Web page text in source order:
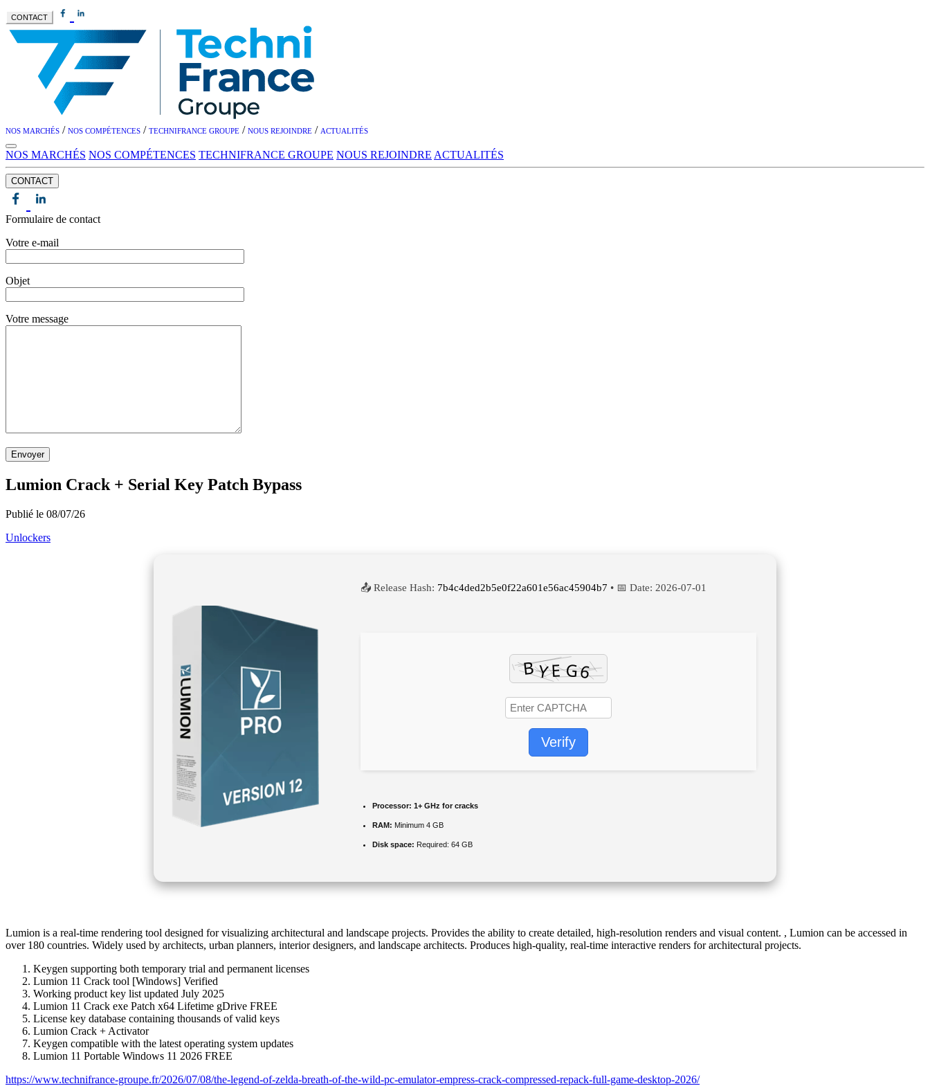
CONTACT
NOS MARCHÉS / NOS COMPÉTENCES / TECHNIFRANCE GROUPE / NOUS REJOINDRE / ACTUALITÉS
NOS MARCHÉS NOS COMPÉTENCES TECHNIFRANCE GROUPE NOUS REJOINDRE ACTUALITÉS
CONTACT
Formulaire de contact
Votre e-mail
Objet
Votre message
Envoyer
Lumion Crack + Serial Key Patch Bypass
Publié le 08/07/26
Unlockers
📤 Release Hash: 7b4c4ded2b5e0f22a601e56ac45904b7 • 📅 Date: 2026-07-01
Verify
Processor: 1+ GHz for cracks
RAM: Minimum 4 GB
Disk space: Required: 64 GB
Lumion is a real-time rendering tool designed for visualizing architectural and landscape projects. Provides the ability to create detailed, high-resolution renders and visual content. , Lumion can be accessed in
over 180 countries. Widely used by architects, urban planners, interior designers, and landscape architects. Produces high-quality, real-time interactive renders for architectural projects.
Keygen supporting both temporary trial and permanent licenses
Lumion 11 Crack tool [Windows] Verified
Working product key list updated July 2025
Lumion 11 Crack exe Patch x64 Lifetime gDrive FREE
License key database containing thousands of valid keys
Lumion Crack + Activator
Keygen compatible with the latest operating system updates
Lumion 11 Portable Windows 11 2026 FREE
https://www.technifrance-groupe.fr/2026/07/08/the-legend-of-zelda-breath-of-the-wild-pc-emulator-empress-crack-compressed-repack-full-game-desktop-2026/